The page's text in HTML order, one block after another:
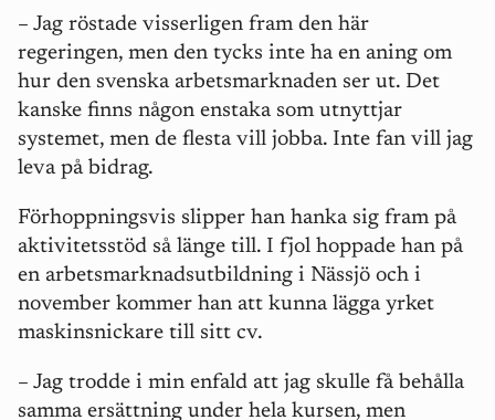
– Jag röstade visserligen fram den här
regeringen, men den tycks inte ha en aning om
hur den svenska arbetsmarknaden ser ut. Det
kanske finns någon enstaka som utnyttjar
systemet, men de flesta vill jobba. Inte fan vill jag
leva på bidrag.
Förhoppningsvis slipper han hanka sig fram på
aktivitetsstöd så länge till. I fjol hoppade han på
en arbetsmarknadsutbildning i Nässjö och i
november kommer han att kunna lägga yrket
maskinsnickare till sitt cv.
– Jag trodde i min enfald att jag skulle få behålla
samma ersättning under hela kursen, men